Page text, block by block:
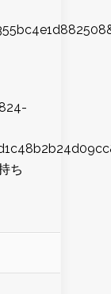
ち